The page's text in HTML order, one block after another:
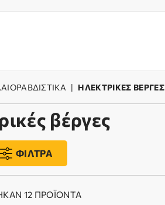
| ΗΛΕΚΤΡΙΚΕΣ ΒΕΡΓΕΣ
βέργες
ΦΙΛΤΡΑ
12 ΠΡΟΪΟΝΤΑ